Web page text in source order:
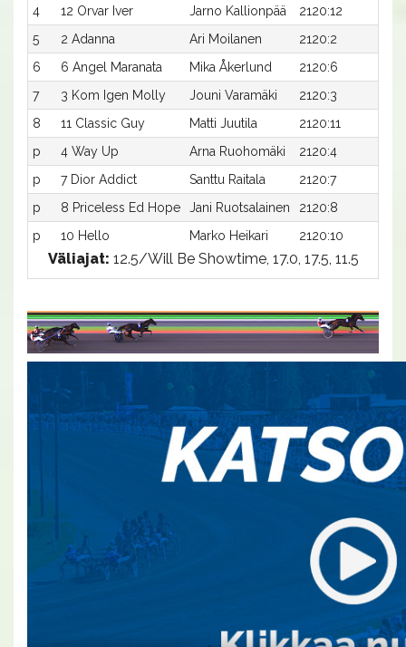
4
12 Orvar Iver Jarno Kallionpää 2120:12
5
2 Adanna Ari Moilanen 2120:2
6
6 Angel Maranata Mika Åkerlund 2120:6
7
3 Kom Igen Molly Jouni Varamäki 2120:3
8
11 Classic Guy Matti Juutila 2120:11
p
4 Way Up Arna Ruohomäki 2120:4
p
7 Dior Addict Santtu Raitala 2120:7
p
8 Priceless Ed Hope Jani Ruotsalainen 2120:8
p
10 Hello Marko Heikari 2120:10
Väliajat: 12.5/Will Be Showtime, 17.0, 17.5, 11.5